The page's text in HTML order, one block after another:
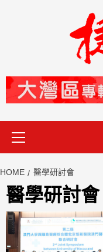
HOME 醫學研討會
醫學研討會